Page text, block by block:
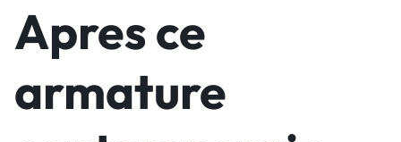
Apres ce
armature